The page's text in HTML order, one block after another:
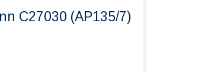
C27030 (AP135/7)